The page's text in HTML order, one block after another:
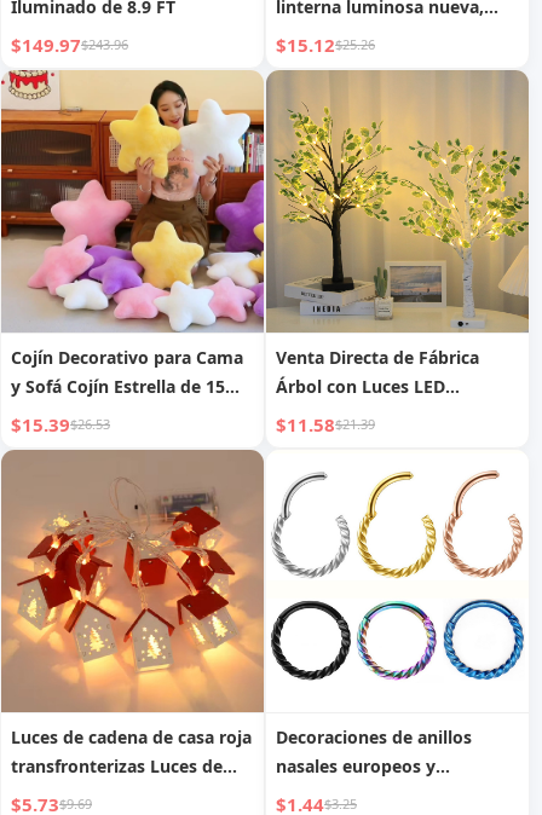
Iluminado de 8.9 FT
$149.97$243.96
linterna luminosa nueva,
tejido de bambú para áreas
escénicas
$15.12$25.26
Cojín Decorativo para Cama
y Sofá Cojín Estrella de 15
pulgadas
$15.39$26.53
Venta Directa de Fábrica
Árbol con Luces LED
Decoración Navideña para el
Festiva Lámpara de Árbol
con Forma Nocturna
$11.58$21.39
Luces de cadena de casa roja
transfronterizas Luces de
cadena de cabaña de troncos
$5.73$9.69
Decoraciones de anillos
nasales europeos y
americanos
$1.44$3.25